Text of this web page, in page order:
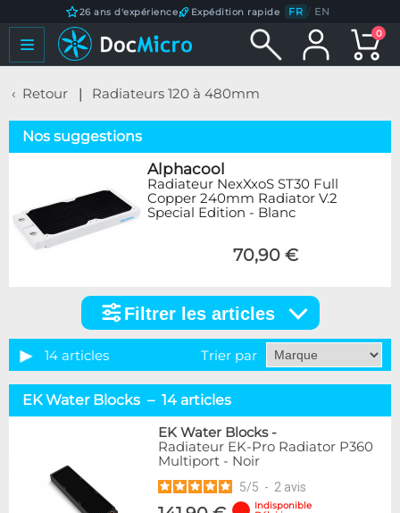
26 ans d'expérience Expédition rapide FR / EN
0
Retour Radiateurs 120 à 480mm
Nos suggestions
Alphacool
Radiateur NexXxoS ST30 Full
Copper 240mm Radiator V.2
Special Edition - Blanc
70,90 €
articles
Catégorie
240
3
6
2
480
3
Marque
Filtrer les articles
14 articles Trier par
EK Water Blocks – 14 articles
EK Water Blocks-
Radiateur EK-Pro Radiator P360
Multiport - Noir
5/5 - 2 avis
Indisponible